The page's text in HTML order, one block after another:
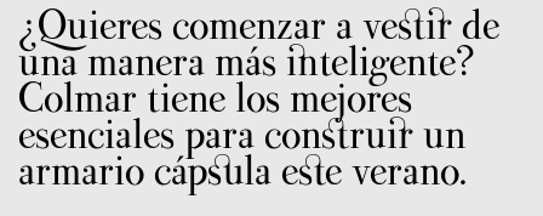
¿Quieres comenzar a vestir de
una manera más inteligente?
Colmar tiene los mejores
esenciales para construir un
armario cápsula este verano.